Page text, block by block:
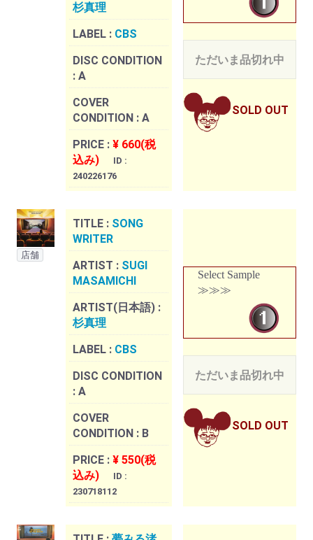
杉真理
LABEL : CBS
DISC CONDITION
: A
COVER
CONDITION : A
PRICE : ¥ 660(税
込み)
ID :
240226176
ただいま品切れ中
SOLD OUT
店舗
TITLE : SONG
WRITER
ARTIST : SUGI
MASAMICHI
ARTIST(日本語) :
杉真理
LABEL : CBS
DISC CONDITION
: A
COVER
CONDITION : B
PRICE : ¥ 550(税
込み)
ID :
230718112
Select Sample
≫≫≫
ただいま品切れ中
SOLD OUT